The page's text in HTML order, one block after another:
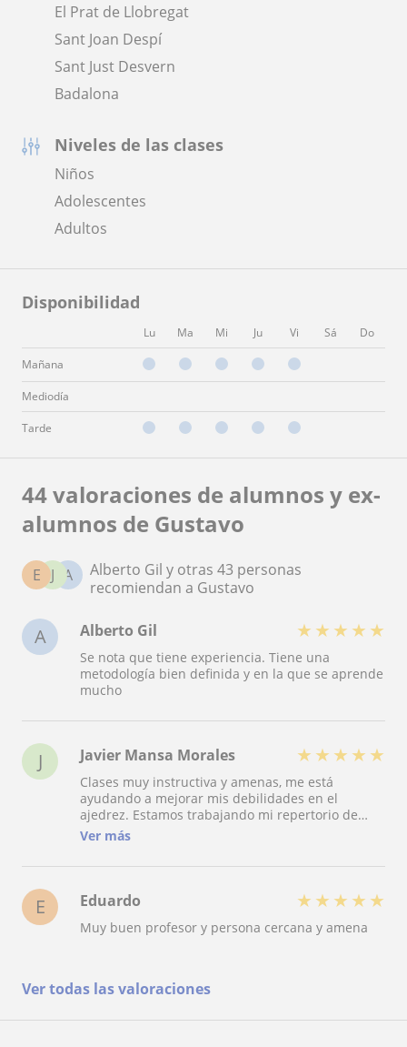
El Prat de Llobregat
Sant Joan Despí
Sant Just Desvern
Badalona
Niveles de las clases
Niños
Adolescentes
Adultos
Disponibilidad
Lu Ma Mi Ju Vi Sá Do
Mañana
Mediodía
Tarde
44 valoraciones de alumnos y ex-
alumnos de Gustavo
A
J
E
Alberto Gil y otras 43 personas
recomiendan a Gustavo
A Alberto Gil ★ ★ ★ ★ ★
Se nota que tiene experiencia. Tiene una
metodología bien definida y en la que se aprende
mucho
J Javier Mansa Morales ★ ★ ★ ★ ★
Clases muy instructiva y amenas, me está
ayudando a mejorar mis debilidades en el
ajedrez. Estamos trabajando mi repertorio de
aperturas, y desde ahí, el cálculo. Estoy muy
Ver más
E Eduardo ★ ★ ★ ★ ★
Muy buen profesor y persona cercana y amena
Ver todas las valoraciones